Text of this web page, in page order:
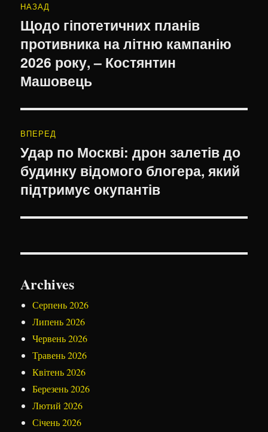
записів
НАЗАД
Попередній
запис:
Щодо гіпотетичних планів
противника на літню кампанію
2026 року, – Костянтин
Машовець
ВПЕРЕД
Наступний
запис:
Удар по Москві: дрон залетів до
будинку відомого блогера, який
підтримує окупантів
Archives
Серпень 2026
Липень 2026
Червень 2026
Травень 2026
Квітень 2026
Березень 2026
Лютий 2026
Січень 2026